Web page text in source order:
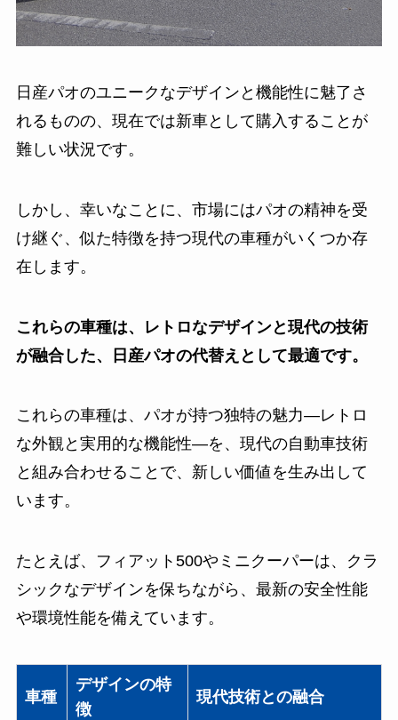
日産パオのユニークなデザインと機能性に魅了さ
れるものの、現在では新車として購入することが
難しい状況です。
しかし、幸いなことに、市場にはパオの精神を受
け継ぐ、似た特徴を持つ現代の車種がいくつか存
在します。
これらの車種は、レトロなデザインと現代の技術
が融合した、日産パオの代替えとして最適です。
これらの車種は、パオが持つ独特の魅力—レトロ
な外観と実用的な機能性—を、現代の自動車技術
と組み合わせることで、新しい価値を生み出して
います。
たとえば、フィアット500やミニクーパーは、クラ
シックなデザインを保ちながら、最新の安全性能
や環境性能を備えています。
車種
デザインの特
徴
現代技術との融合